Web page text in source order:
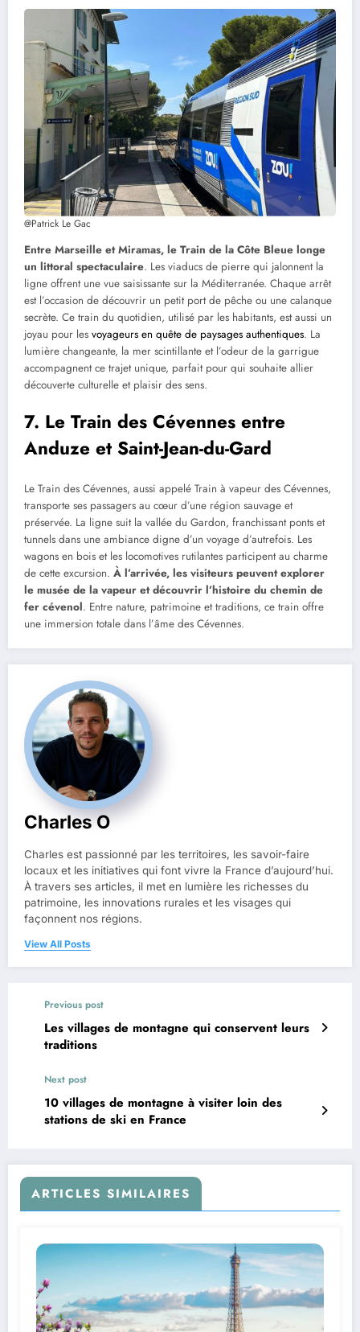
@Patrick Le Gac
Entre Marseille et Miramas, le Train de la Côte Bleue longe
un littoral spectaculaire. Les viaducs de pierre qui jalonnent la
ligne offrent une vue saisissante sur la Méditerranée. Chaque arrêt
est l’occasion de découvrir un petit port de pêche ou une calanque
secrète. Ce train du quotidien, utilisé par les habitants, est aussi un
joyau pour les voyageurs en quête de paysages authentiques. La
lumière changeante, la mer scintillante et l’odeur de la garrigue
accompagnent ce trajet unique, parfait pour qui souhaite allier
découverte culturelle et plaisir des sens.
7. Le Train des Cévennes entre
Anduze et Saint-Jean-du-Gard
Le Train des Cévennes, aussi appelé Train à vapeur des Cévennes,
transporte ses passagers au cœur d’une région sauvage et
préservée. La ligne suit la vallée du Gardon, franchissant ponts et
tunnels dans une ambiance digne d’un voyage d’autrefois. Les
wagons en bois et les locomotives rutilantes participent au charme
de cette excursion. À l’arrivée, les visiteurs peuvent explorer
le musée de la vapeur et découvrir l’histoire du chemin de
fer cévenol. Entre nature, patrimoine et traditions, ce train offre
une immersion totale dans l’âme des Cévennes.
Charles O
Charles est passionné par les territoires, les savoir-faire
locaux et les initiatives qui font vivre la France d’aujourd’hui.
À travers ses articles, il met en lumière les richesses du
patrimoine, les innovations rurales et les visages qui
façonnent nos régions.
View All Posts
Previous post
Les villages de montagne qui conservent leurs
traditions
Next post
10 villages de montagne à visiter loin des
stations de ski en France
ARTICLES SIMILAIRES